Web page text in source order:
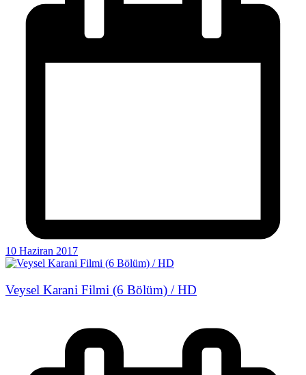
10 Haziran 2017
Veysel Karani Filmi (6 Bölüm) / HD